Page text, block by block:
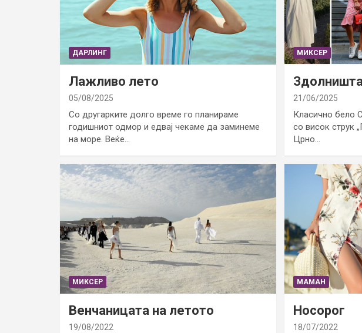
ДАРЛИНГ
Лажливо лето
05/08/2025
Со другарките долго време го планираме
годишниот одмор и едвај чекаме да заминеме
на море. Веќе…
МИКСЕР
21/06/2025
Класично бело
со висок струк
Црно…
МИКСЕР
Венчаницата на летото
19/08/2022
МАМАН
Носорог
18/07/2022